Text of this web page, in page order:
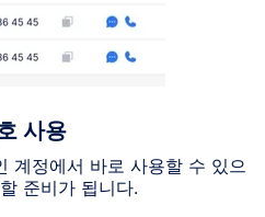
사용
계정에서 바로 사용할 수 있으
준비가 됩니다.